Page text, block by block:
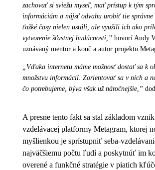
zachovať si sviežu myseľ, mať prístup k tým
informáciám a nájsť odvahu urobiť tie správne
ťažké časy nielen ustáli, ale využili ich ako
vytvorenie šťastnej budúcnosti,” hovorí Andy
uznávaný mentor a kouč a autor projektu
„ Vďaka internetu máme možnosť dostať sa k
množstvu informácií. Zorientovať sa v nich a
čo potrebujeme, býva však už náročnejšie,”
A presne tento fakt sa stal základom
vzdelávacej platformy Metagram, ktorej
myšlienkou je sprístupniť seba-
najväčšiemu počtu ľudí a poskytnúť im
overené a funkčné stratégie v piatich